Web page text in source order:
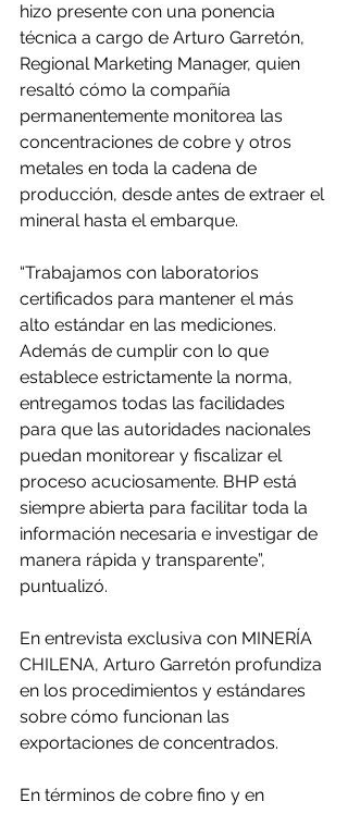
hizo presente con una ponencia
técnica a cargo de Arturo Garretón,
Regional Marketing Manager, quien
resaltó cómo la compañía
permanentemente monitorea las
concentraciones de cobre y otros
metales en toda la cadena de
producción, desde antes de extraer el
mineral hasta el embarque.
“Trabajamos con laboratorios
certificados para mantener el más
alto estándar en las mediciones.
Además de cumplir con lo que
establece estrictamente la norma,
entregamos todas las facilidades
para que las autoridades nacionales
puedan monitorear y fiscalizar el
proceso acuciosamente. BHP está
siempre abierta para facilitar toda la
información necesaria e investigar de
manera rápida y transparente”,
puntualizó.
En entrevista exclusiva con MINERÍA
CHILENA, Arturo Garretón profundiza
en los procedimientos y estándares
sobre cómo funcionan las
exportaciones de concentrados.
En términos de cobre fino y en